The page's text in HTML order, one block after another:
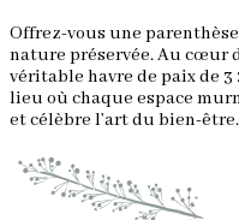
Offrez-vous une
nature préservée. Au cœur
véritable havre de paix de 3
lieu où chaque espace
et célèbre l’art du bien-être.